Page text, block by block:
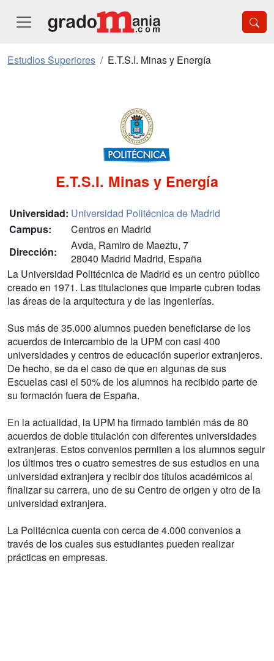
Estudios Superiores E.T.S.I. Minas y Energía
E.T.S.I. Minas y Energía
Universidad: Universidad Politécnica de Madrid
Campus:
Centros en Madrid
Dirección:
Avda, Ramiro de Maeztu, 7
28040 Madrid Madrid, España
La Universidad Politécnica de Madrid es un centro público
creado en 1971. Las titulaciones que imparte cubren todas
las áreas de la arquitectura y de las ingenierías.
Sus más de 35.000 alumnos pueden beneficiarse de los
acuerdos de intercambio de la UPM con casi 400
universidades y centros de educación superior extranjeros.
De hecho, se da el caso de que en algunas de sus
Escuelas casi el 50% de los alumnos ha recibido parte de
su formación fuera de España.
En la actualidad, la UPM ha firmado también más de 80
acuerdos de doble titulación con diferentes universidades
extranjeras. Estos convenios permiten a los alumnos seguir
los últimos tres o cuatro semestres de sus estudios en una
universidad extranjera y recibir dos títulos académicos al
finalizar su carrera, uno de su Centro de origen y otro de la
universidad extranjera.
La Politécnica cuenta con cerca de 4.000 convenios a
través de los cuales sus estudiantes pueden realizar
prácticas en empresas.